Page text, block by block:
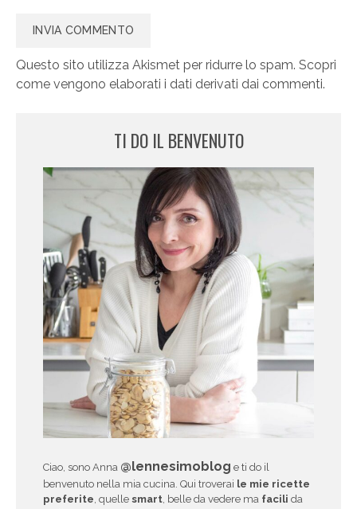
Questo sito utilizza Akismet per ridurre lo spam. Scopri
come vengono elaborati i dati derivati dai commenti.
TI DO IL BENVENUTO
Ciao, sono Anna @lennesimoblog e ti do il
benvenuto nella mia cucina. Qui troverai le mie ricette
preferite , quelle smart , belle da vedere ma facili da